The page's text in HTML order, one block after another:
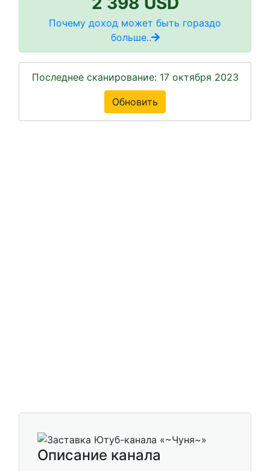
Почему доход может быть гораздо
больше..
Последнее сканирование: 17 октября 2023
Обновить
Описание канала